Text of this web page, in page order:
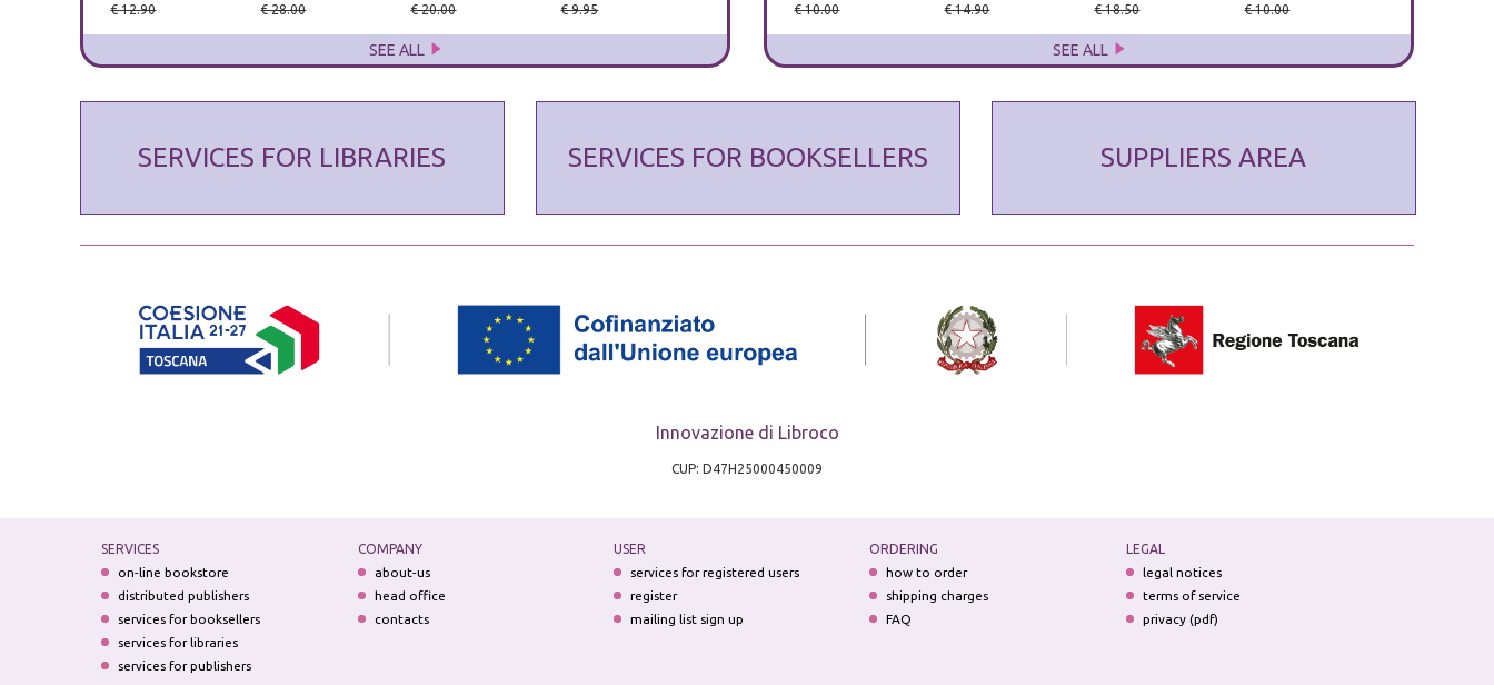
€ 12.90 € 28.00 € 20.00 € 9.95
SEE ALL
€ 10.00 € 14.90 € 18.50 € 10.00
SEE ALL
SERVICES FOR LIBRARIES SERVICES FOR BOOKSELLERS SUPPLIERS AREA
Innovazione di Libroco
CUP: D47H25000450009
SERVICES
on-line bookstore
distributed publishers
services for booksellers
services for libraries
services for publishers
COMPANY
about-us
head office
contacts
USER
services for registered users
register
mailing list sign up
ORDERING
how to order
shipping charges
FAQ
LEGAL
legal notices
terms of service
privacy (pdf)